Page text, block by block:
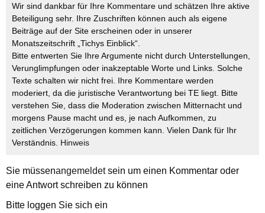
Wir sind dankbar für Ihre Kommentare und schätzen Ihre aktive
Beteiligung sehr. Ihre Zuschriften können auch als eigene
Beiträge auf der Site erscheinen oder in unserer
Monatszeitschrift „Tichys Einblick“.
Bitte entwerten Sie Ihre Argumente nicht durch Unterstellungen,
Verunglimpfungen oder inakzeptable Worte und Links. Solche
Texte schalten wir nicht frei. Ihre Kommentare werden
moderiert, da die juristische Verantwortung bei TE liegt. Bitte
verstehen Sie, dass die Moderation zwischen Mitternacht und
morgens Pause macht und es, je nach Aufkommen, zu
zeitlichen Verzögerungen kommen kann. Vielen Dank für Ihr
Verständnis. Hinweis
Sie müssenangemeldetsein um einen Kommentar oder
eine Antwort schreiben zu können
Bitte loggen Sie sich ein